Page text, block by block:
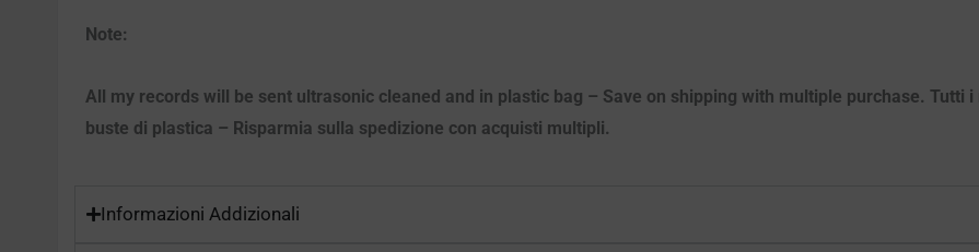
Note:
All my records will be sent ultrasonic cleaned and in plastic bag – Save on shipping with multiple purchase. Tutti
buste di plastica – Risparmia sulla spedizione con acquisti multipli.
Informazioni Addizionali